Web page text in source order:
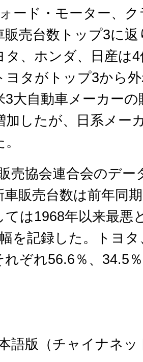
ォード・モーター、
販売台数トップ3に
タ、ホンダ、日産は
ヨタがトップ3から
3大自動車メーカー
加したが、日系メー
売協会連合会のデ
車販売台数は前年同
ては1968年以来最悪
を記録した。トヨ
れぞれ56.6％、34.5
語版（チャイナネ